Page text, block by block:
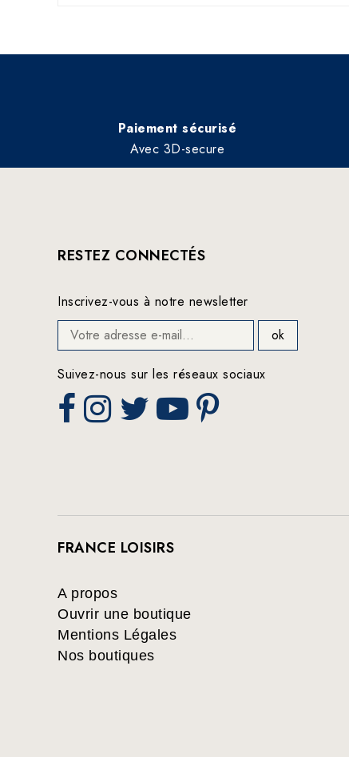
Paiement sécurisé
Avec 3D-secure
RESTEZ CONNECTÉS
Inscrivez-vous à notre newsletter
Suivez-nous sur les réseaux sociaux
FRANCE LOISIRS
A propos
Ouvrir une boutique
Mentions Légales
Nos boutiques